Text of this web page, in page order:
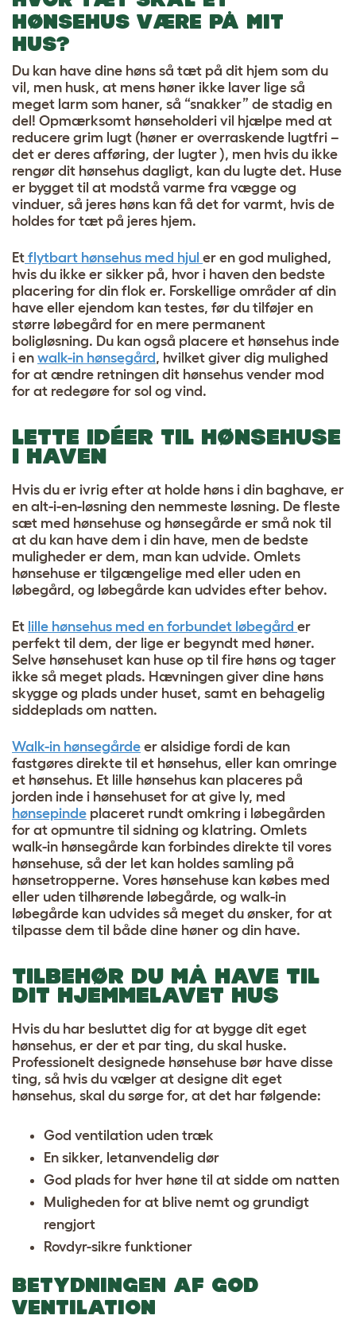
HØNSEHUS VÆRE PÅ MIT
HUS?
Du kan have dine høns så tæt på dit hjem som du
vil, men husk, at mens høner ikke laver lige så
meget larm som haner, så “snakker” de stadig en
del! Opmærksomt hønseholderi vil hjælpe med at
reducere grim lugt (høner er overraskende lugtfri –
det er deres afføring, der lugter ), men hvis du ikke
rengør dit hønsehus dagligt, kan du lugte det. Huse
er bygget til at modstå varme fra vægge og
vinduer, så jeres høns kan få det for varmt, hvis de
holdes for tæt på jeres hjem.
Et flytbart hønsehus med hjul er en god mulighed,
hvis du ikke er sikker på, hvor i haven den bedste
placering for din flok er. Forskellige områder af din
have eller ejendom kan testes, før du tilføjer en
større løbegård for en mere permanent
boligløsning. Du kan også placere et hønsehus inde
i en walk-in hønsegård , hvilket giver dig mulighed
for at ændre retningen dit hønsehus vender mod
for at redegøre for sol og vind.
LETTE IDÉER TIL HØNSEHUSE
I HAVEN
Hvis du er ivrig efter at holde høns i din baghave, er
en alt-i-en-løsning den nemmeste løsning. De fleste
sæt med hønsehuse og hønsegårde er små nok til
at du kan have dem i din have, men de bedste
muligheder er dem, man kan udvide. Omlets
hønsehuse er tilgængelige med eller uden en
løbegård, og løbegårde kan udvides efter behov.
Et lille hønsehus med en forbundet løbegård er
perfekt til dem, der lige er begyndt med høner.
Selve hønsehuset kan huse op til fire høns og tager
ikke så meget plads. Hævningen giver dine høns
skygge og plads under huset, samt en behagelig
siddeplads om natten.
Walk-in hønsegårde er alsidige fordi de kan
fastgøres direkte til et hønsehus, eller kan omringe
et hønsehus. Et lille hønsehus kan placeres på
jorden inde i hønsehuset for at give ly, med
hønsepinde placeret rundt omkring i løbegården
for at opmuntre til sidning og klatring. Omlets
walk-in hønsegårde kan forbindes direkte til vores
hønsehuse, så der let kan holdes samling på
hønsetropperne. Vores hønsehuse kan købes med
eller uden tilhørende løbegårde, og walk-in
løbegårde kan udvides så meget du ønsker, for at
tilpasse dem til både dine høner og din have.
TILBEHØR DU MÅ HAVE TIL
DIT HJEMMELAVET HUS
Hvis du har besluttet dig for at bygge dit eget
hønsehus, er der et par ting, du skal huske.
Professionelt designede hønsehuse bør have disse
ting, så hvis du vælger at designe dit eget
hønsehus, skal du sørge for, at det har følgende:
God ventilation uden træk
En sikker, letanvendelig dør
God plads for hver høne til at sidde om natten
Muligheden for at blive nemt og grundigt
rengjort
Rovdyr-sikre funktioner
BETYDNINGEN AF GOD
VENTILATION